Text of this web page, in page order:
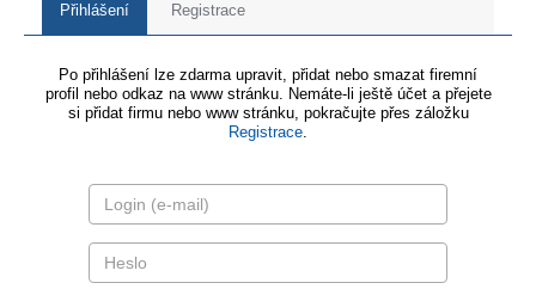
Přihlášení Registrace
Po přihlášení lze zdarma upravit, přidat nebo smazat firemní
profil nebo odkaz na www stránku. Nemáte-li ještě účet a přejete
si přidat firmu nebo www stránku, pokračujte přes záložku
Registrace.